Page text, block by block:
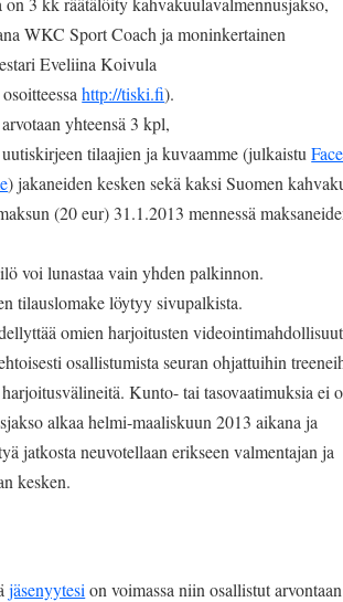
WKC Sport Coach ja moninkertainen
Eveliina Koivula
http://tiski.fi).
yhteensä 3 kpl,
tilaajien ja kuvaamme (julkaistu
) jakaneiden kesken sekä kaksi Suomen
(20 eur) 31.1.2013 mennessä
voi lunastaa vain yhden palkinnon.
tilauslomake löytyy sivupalkista.
omien harjoitusten
osallistumista seuran ohjattuihin
Kunto- tai tasovaatimuksia ei
alkaa helmi-maaliskuun 2013 aikana ja
jatkosta neuvotellaan erikseen valmentajan ja
kesken.
jäsenyytesi on voimassa niin osallistut arvontaan